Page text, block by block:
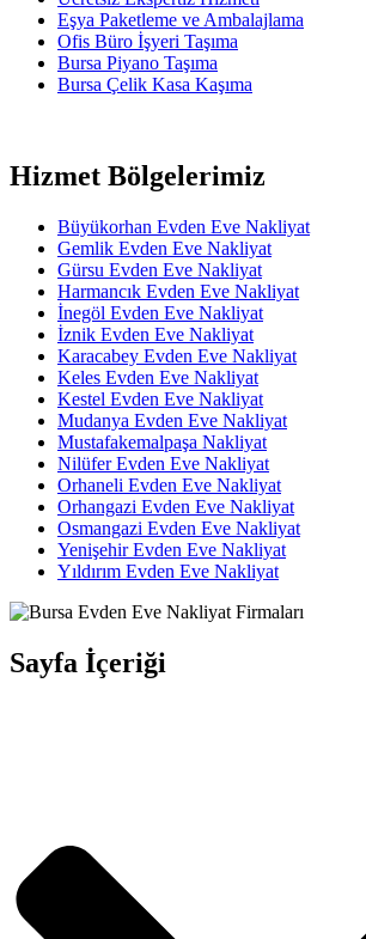
Eşya Paketleme ve Ambalajlama
Ofis Büro İşyeri Taşıma
Bursa Piyano Taşıma
Bursa Çelik Kasa Kaşıma
Hizmet Bölgelerimiz
Büyükorhan Evden Eve Nakliyat
Gemlik Evden Eve Nakliyat
Gürsu Evden Eve Nakliyat
Harmancık Evden Eve Nakliyat
İnegöl Evden Eve Nakliyat
İznik Evden Eve Nakliyat
Karacabey Evden Eve Nakliyat
Keles Evden Eve Nakliyat
Kestel Evden Eve Nakliyat
Mudanya Evden Eve Nakliyat
Mustafakemalpaşa Nakliyat
Nilüfer Evden Eve Nakliyat
Orhaneli Evden Eve Nakliyat
Orhangazi Evden Eve Nakliyat
Osmangazi Evden Eve Nakliyat
Yenişehir Evden Eve Nakliyat
Yıldırım Evden Eve Nakliyat
Sayfa İçeriği